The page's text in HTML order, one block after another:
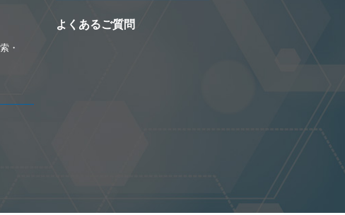
・
よくあるご質問